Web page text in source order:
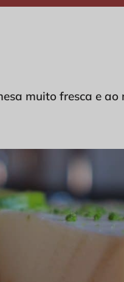
muito fresca e ao